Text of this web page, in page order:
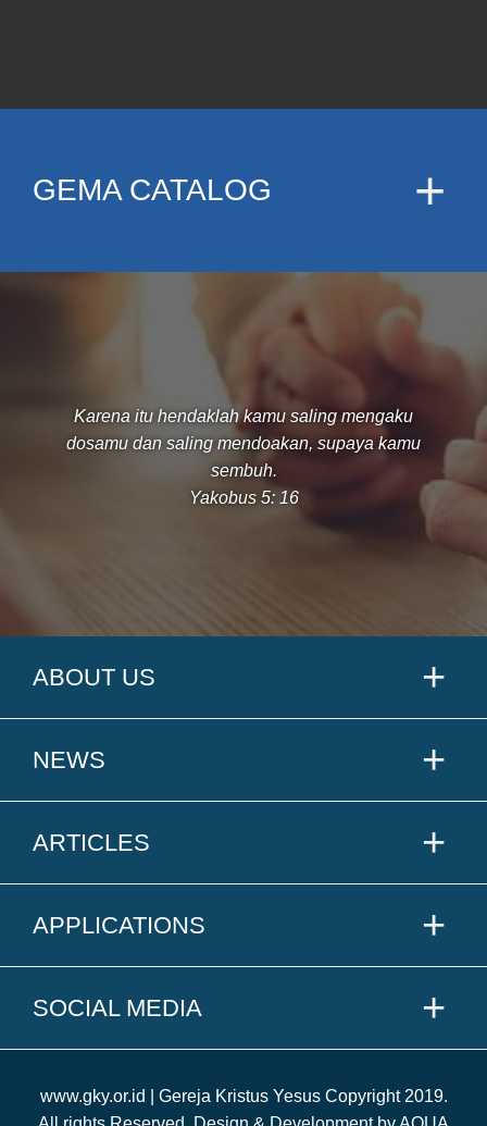
GEMA CATALOG
Karena itu hendaklah kamu saling mengaku
dosamu dan saling mendoakan, supaya kamu
sembuh.
Yakobus 5: 16
ABOUT US
NEWS
ARTICLES
APPLICATIONS
SOCIAL MEDIA
www.gky.or.id | Gereja Kristus Yesus Copyright 2019.